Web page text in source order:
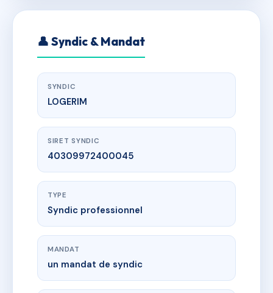
👤 Syndic & Mandat
SYNDIC
LOGERIM
SIRET SYNDIC
40309972400045
TYPE
Syndic professionnel
MANDAT
un mandat de syndic